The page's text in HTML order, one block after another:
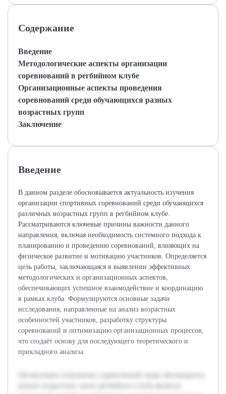
Содержание
Введение
Методологические аспекты организации
соревнований в регбийном клубе
Организационные аспекты проведения
соревнований среди обучающихся разных
возрастных групп
Заключение
Введение
В данном разделе обосновывается актуальность изучения
организации спортивных соревнований среди обучающихся
различных возрастных групп в регбийном клубе.
Рассматриваются ключевые причины важности данного
направления, включая необходимость системного подхода к
планированию и проведению соревнований, влияющих на
физическое развитие и мотивацию участников. Определяется
цель работы, заключающаяся в выявлении эффективных
методологических и организационных аспектов,
обеспечивающих успешное взаимодействие и координацию
в рамках клуба. Формулируются основные задачи
исследования, направленные на анализ возрастных
особенностей участников, разработку структуры
соревнований и оптимизацию организационных процессов,
что создаёт основу для последующего теоретического и
прикладного анализа.